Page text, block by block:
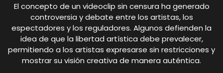
El concepto de un videoclip sin censura ha generado
controversia y debate entre los artistas, los
espectadores y los reguladores. Algunos defienden la
idea de que la libertad artística debe prevalecer,
permitiendo a los artistas expresarse sin restricciones y
mostrar su visión creativa de manera auténtica.